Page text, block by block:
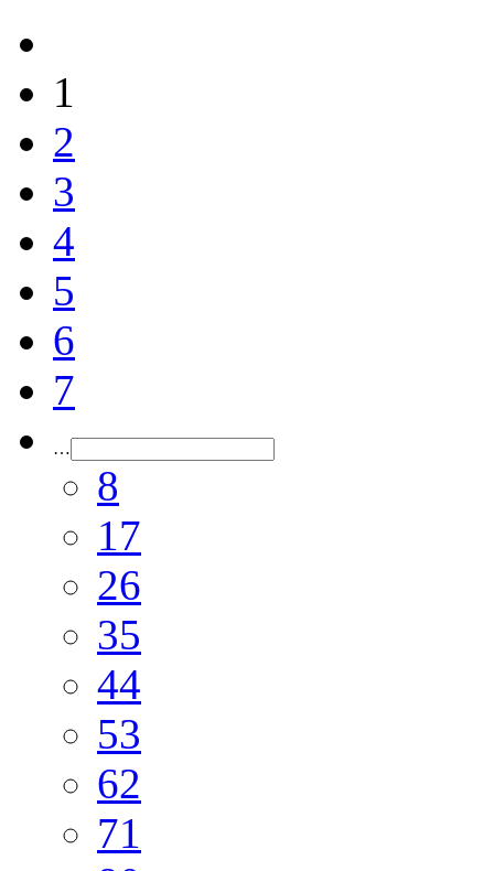
1
2
3
4
5
6
7
…
8
17
26
35
44
53
62
71